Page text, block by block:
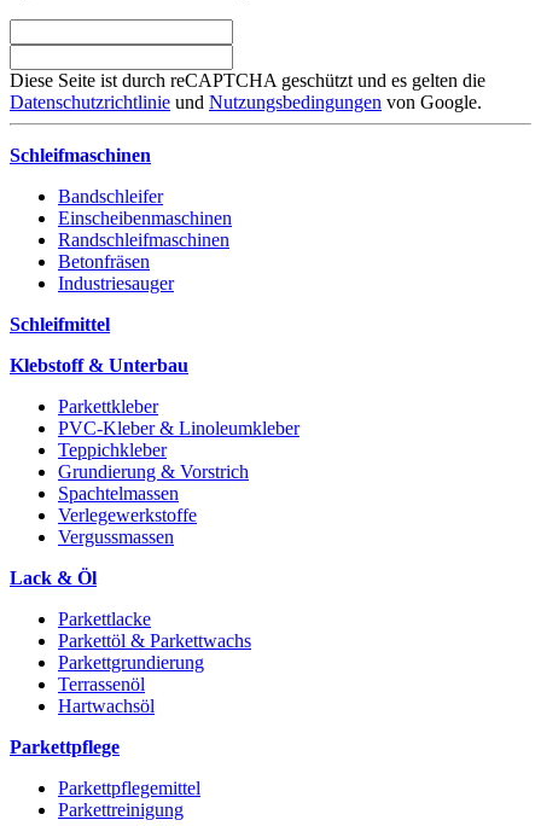
Diese Seite ist durch reCAPTCHA geschützt und es gelten die
Datenschutzrichtlinie und Nutzungsbedingungen von Google.
Schleifmaschinen
Bandschleifer
Einscheibenmaschinen
Randschleifmaschinen
Betonfräsen
Industriesauger
Schleifmittel
Klebstoff & Unterbau
Parkettkleber
PVC-Kleber & Linoleumkleber
Teppichkleber
Grundierung & Vorstrich
Spachtelmassen
Verlegewerkstoffe
Vergussmassen
Lack & Öl
Parkettlacke
Parkettöl & Parkettwachs
Parkettgrundierung
Terrassenöl
Hartwachsöl
Parkettpflege
Parkettpflegemittel
Parkettreinigung